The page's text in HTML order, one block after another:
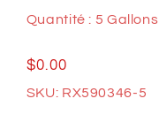
Quantité : 5 Gallons
Prix
habituel
$0.00
SKU: RX590346-5